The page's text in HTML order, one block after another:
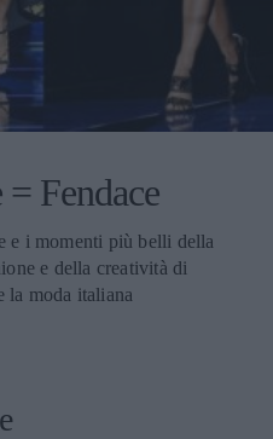
= Fendace
e i momenti più belli della
e della creatività di
la moda italiana